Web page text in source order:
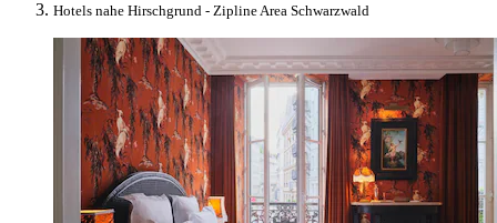
Hotels nahe Hirschgrund - Zipline Area Schwarzwald